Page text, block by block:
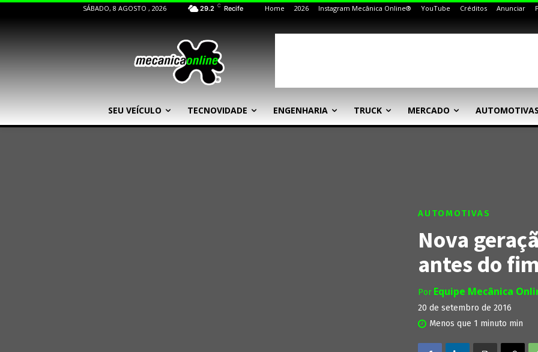
SÁBADO, 8 AGOSTO , 2026 29.2 C Recife Home 2026 Instagram Mecânica Online® YouTube Créditos Anunciar
SEU VEÍCULO TECNOVIDADE ENGENHARIA TRUCK MERCADO
AUTOMOTIVAS
Nova
antes do
Por Equipe Mecânica
20 de setembro de 2016
Menos que 1 minuto min